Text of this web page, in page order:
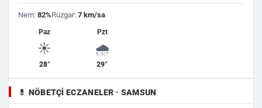
Nem: 82%Rüzgar: 7 km/sa
Paz
☀️
28°
Pzt
🌧️
29°
💊 NÖBETÇI ECZANELER · SAMSUN